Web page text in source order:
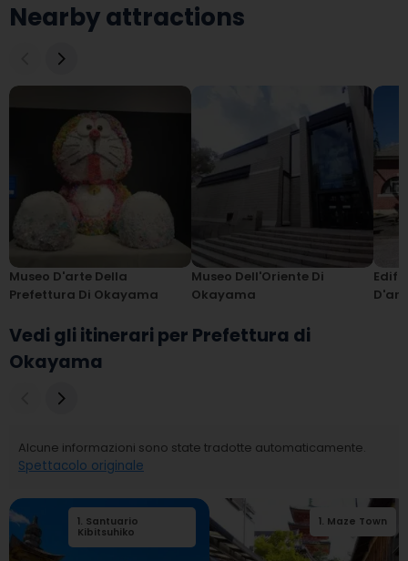
Nearby attractions
Museo D'arte Della
Prefettura Di Okayama
Museo Dell'Oriente Di
Okayama
Vedi gli itinerari per Prefettura di
Okayama
Alcune informazioni sono state tradotte automaticamente.
Spettacolo originale
1. Santuario
Kibitsuhiko
Santuario
Kibitsuhiko
1. Maze Town